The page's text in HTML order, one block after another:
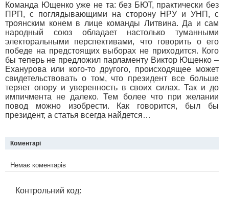
Команда Ющенко уже не та: без БЮТ, практически без
ПРП, с поглядывающими на сторону НРУ и УНП, с
троянским конем в лице команды Литвина. Да и сам
народный союз обладает настолько туманными
электоральными перспективами, что говорить о его
победе на предстоящих выборах не приходится. Кого
бы теперь не предложил парламенту Виктор Ющенко –
Еханурова или кого-то другого, происходящее может
свидетельствовать о том, что президент все больше
теряет опору и уверенность в своих силах. Так и до
импичмента не далеко. Тем более что при желании
повод можно изобрести. Как говорится, был бы
президент, а статья всегда найдется…
Коментарі
Немає коментарів
Контрольний код: